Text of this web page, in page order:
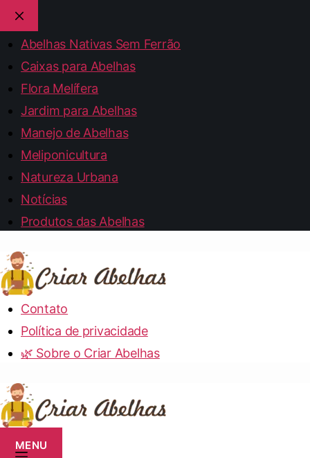
Abelhas Nativas Sem Ferrão
Caixas para Abelhas
Flora Melífera
Jardim para Abelhas
Manejo de Abelhas
Meliponicultura
Natureza Urbana
Notícias
Produtos das Abelhas
Contato
Política de privacidade
🌿 Sobre o Criar Abelhas
MENU